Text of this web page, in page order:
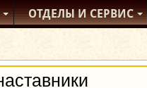
ОТДЕЛЫИ СЕРВИС